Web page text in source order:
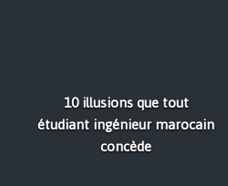
10 illusions que tout
étudiant ingénieur marocain
concède